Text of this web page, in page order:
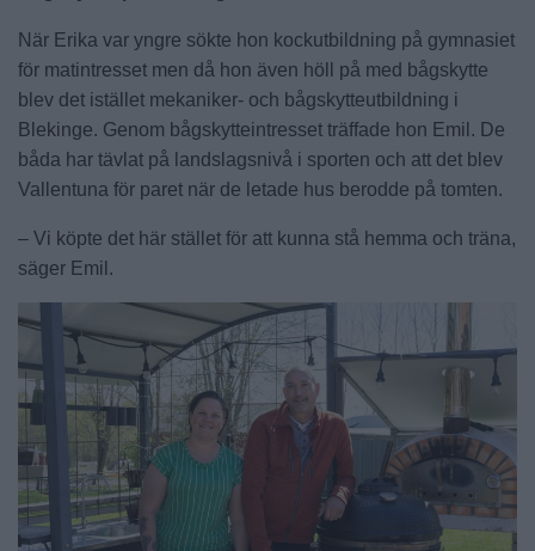
När Erika var yngre sökte hon kockutbildning på gymnasiet
för matintresset men då hon även höll på med bågskytte
blev det istället mekaniker- och bågskytteutbildning i
Blekinge. Genom bågskytteintresset träffade hon Emil. De
båda har tävlat på landslagsnivå i sporten och att det blev
Vallentuna för paret när de letade hus berodde på tomten.
– Vi köpte det här stället för att kunna stå hemma och träna,
säger Emil.